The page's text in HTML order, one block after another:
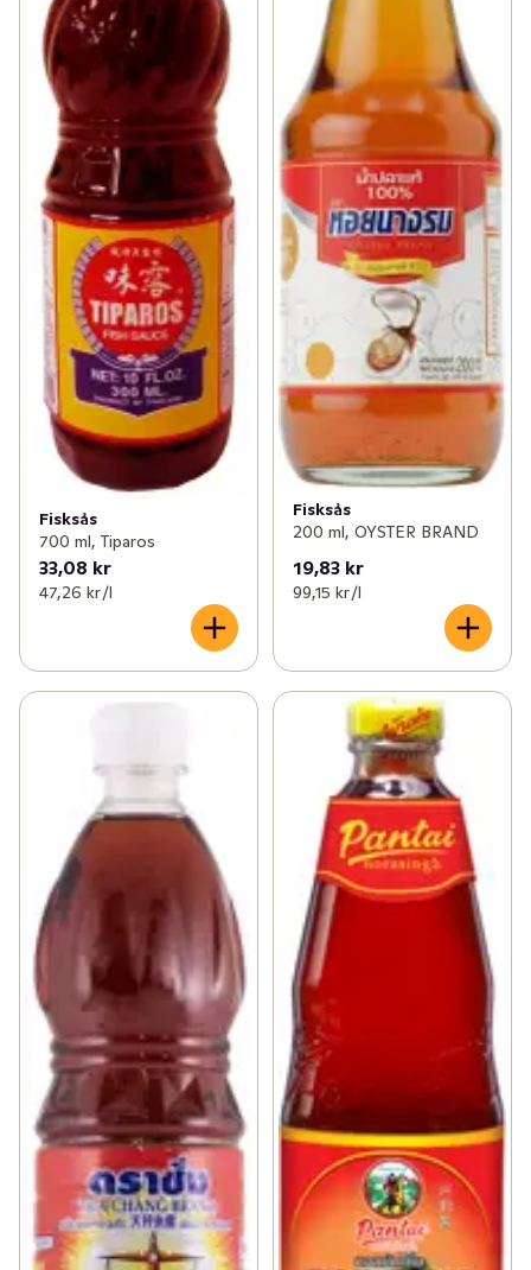
Fisksås
700 ml, Tiparos
33,08 kr
47,26 kr /l
Fisksås
200 ml, OYSTER BRAND
19,83 kr
99,15 kr /l